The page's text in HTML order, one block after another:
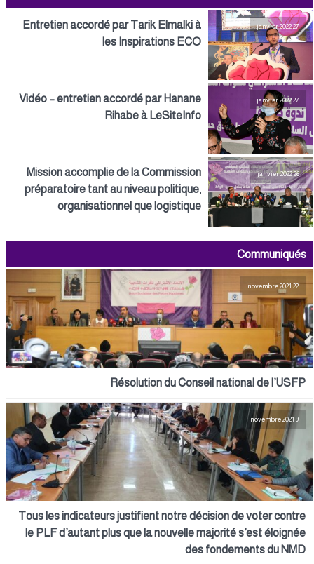
27 janvier 2022
Entretien accordé par Tarik Elmalki à
les Inspirations ECO
27 janvier 2022
Vidéo – entretien accordé par Hanane
Rihabe à LeSiteInfo
26 janvier 2022
Mission accomplie de la Commission
préparatoire tant au niveau politique,
organisationnel que logistique
Communiqués
22 novembre 2021
Résolution du Conseil national de l’USFP
Tous les indicateurs justifient notre décision de voter contre
le PLF d’autant plus que la nouvelle majorité s’est éloignée
des fondements du NMD